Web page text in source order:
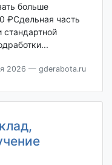
больше
₽Сдельная часть
2026 — gderabota.ru